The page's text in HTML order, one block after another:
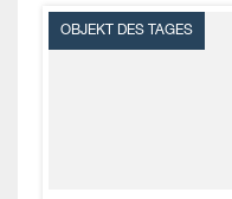
OBJEKT DES TAGES